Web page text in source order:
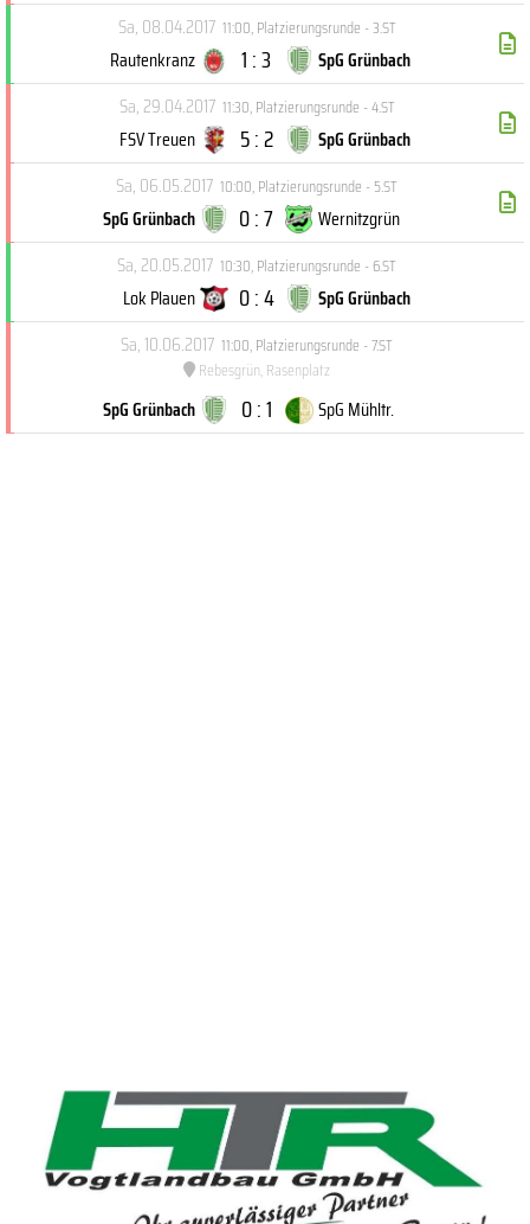
Sa, 08.04.2017 11:00,Platzierungsrunde - 3.ST
Rautenkranz 1 : 3
SpG Grünbach
Sa, 29.04.2017 11:30,Platzierungsrunde - 4.ST
FSV Treuen 5 : 2
SpG Grünbach
Sa, 06.05.2017 10:00,Platzierungsrunde - 5.ST
SpG Grünbach 0 : 7
Wernitzgrün
Sa, 20.05.2017 10:30,Platzierungsrunde - 6.ST
Lok Plauen 0 : 4
SpG Grünbach
Sa, 10.06.2017 11:00,Platzierungsrunde - 7.ST
Rebesgrün, Rasenplatz
SpG Grünbach 0 : 1 SpG Mühltr.